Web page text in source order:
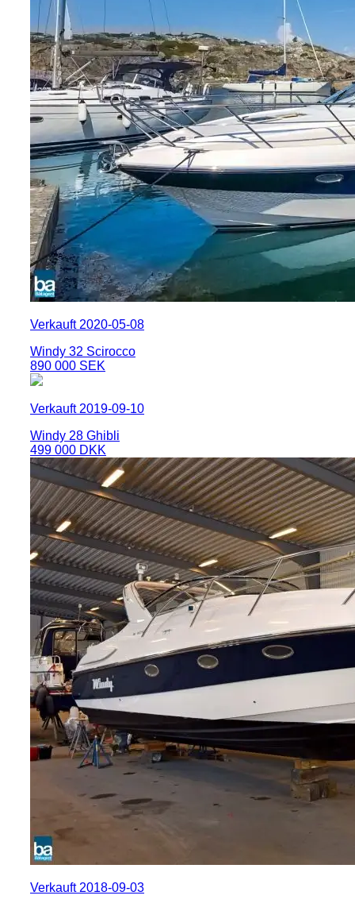
Verkauft 2020-05-08
Windy 32 Scirocco
890 000 SEK
Verkauft 2019-09-10
Windy 28 Ghibli
499 000 DKK
Verkauft 2018-09-03